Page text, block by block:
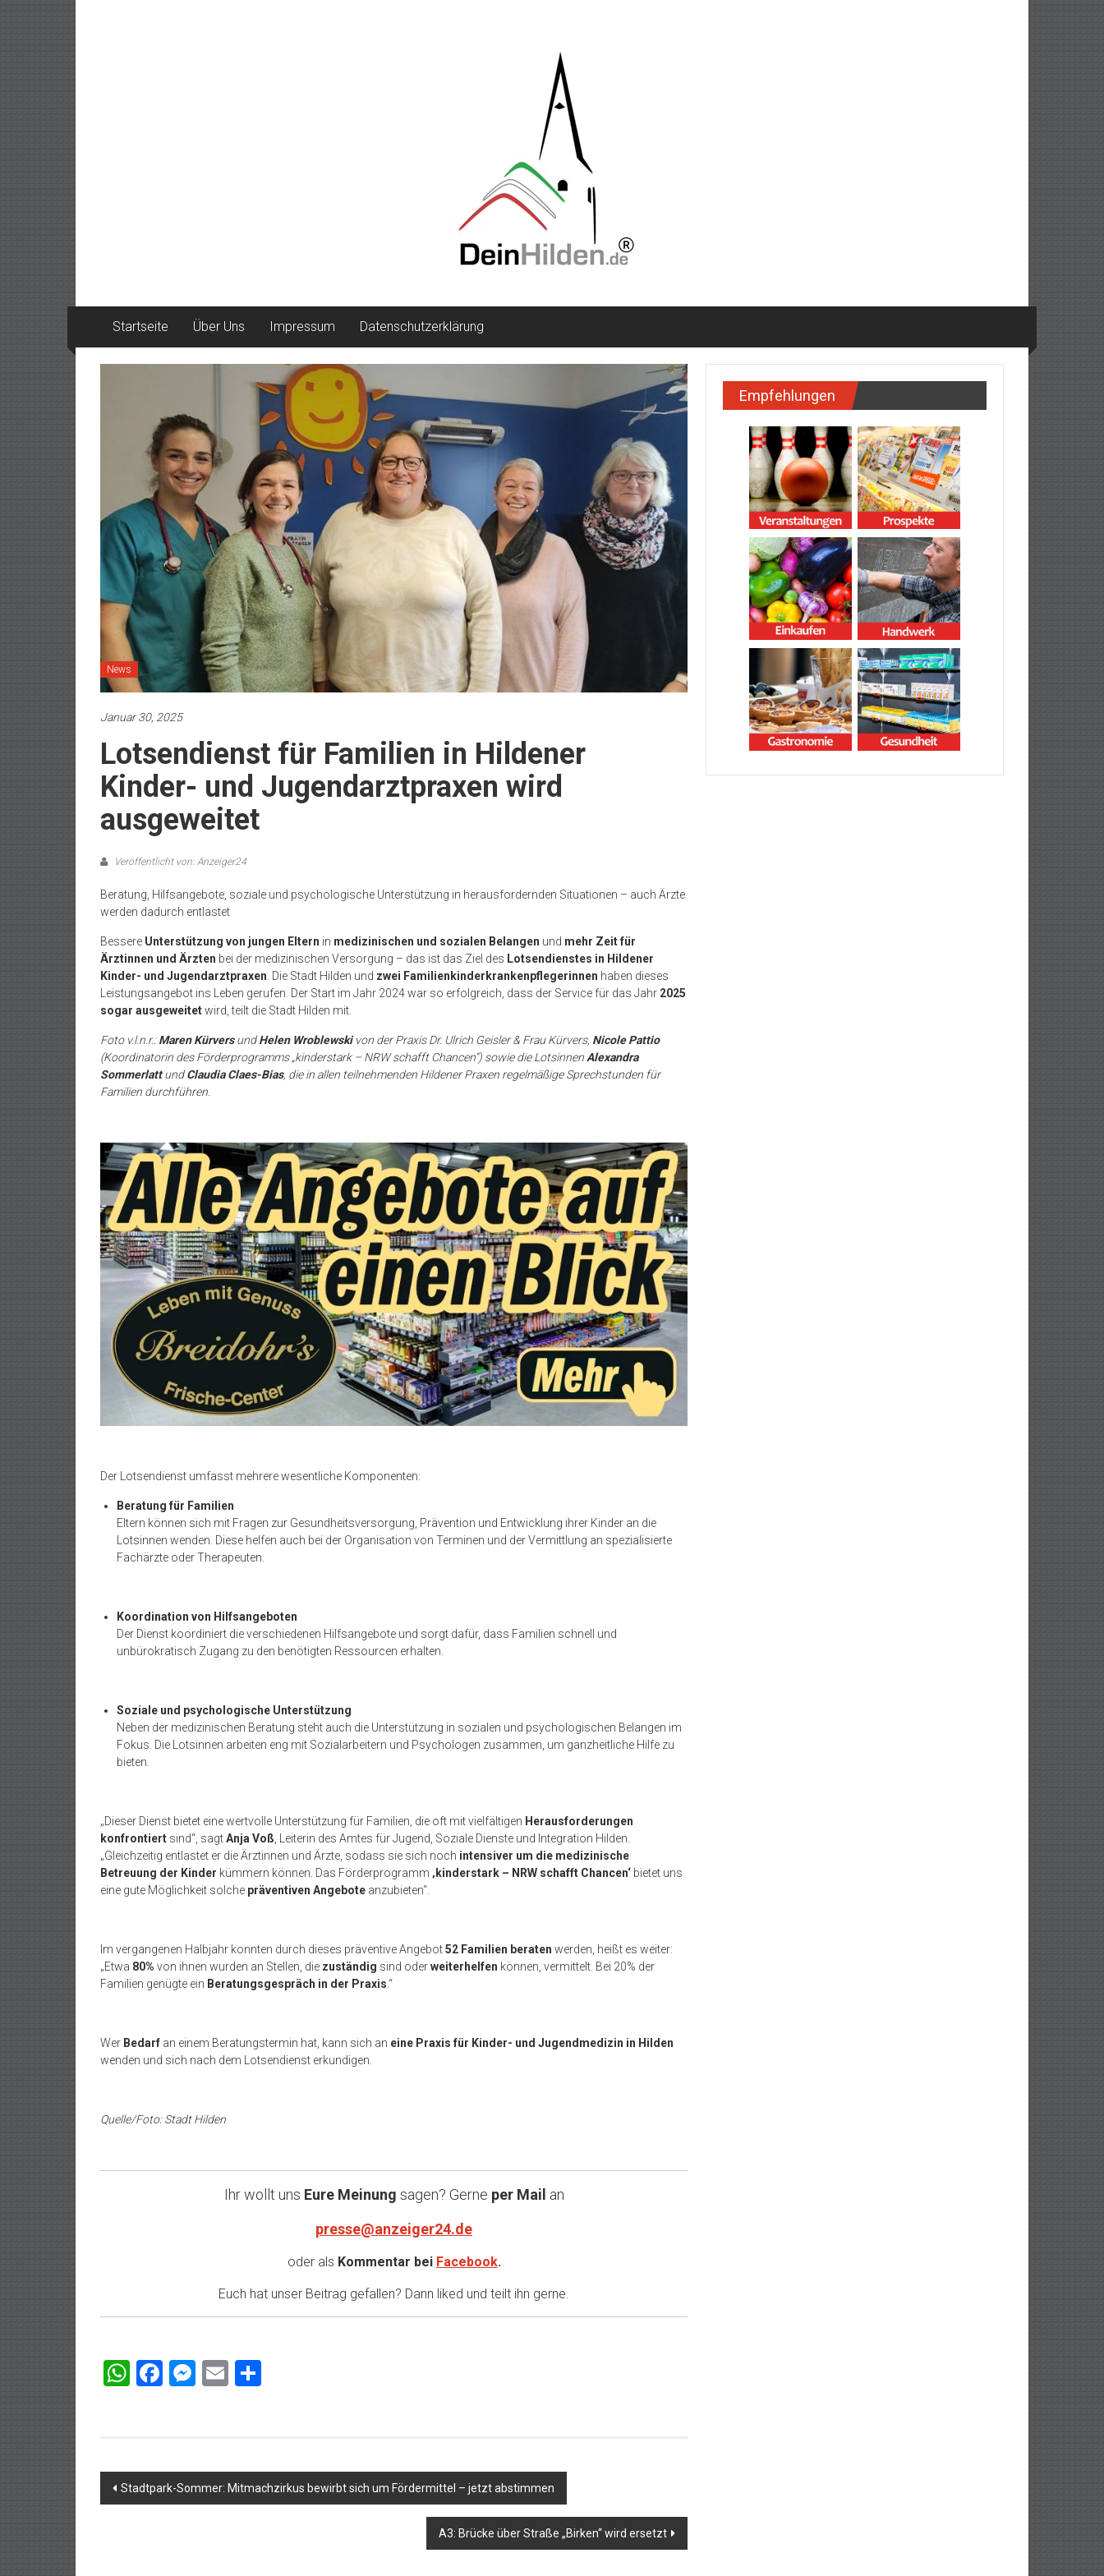
Startseite Über Uns Impressum Datenschutzerklärung
News
Januar 30, 2025
Lotsendienst für Familien in Hildener
Kinder- und Jugendarztpraxen wird
ausgeweitet
Veröffentlicht von: Anzeiger24
Beratung, Hilfsangebote, soziale und psychologische Unterstützung in herausfordernden Situationen – auch Ärzte
werden dadurch entlastet
Bessere Unterstützung von jungen Eltern in medizinischen und sozialen Belangen und mehr Zeit für
Ärztinnen und Ärzten bei der medizinischen Versorgung – das ist das Ziel des Lotsendienstes in Hildener
Kinder- und Jugendarztpraxen . Die Stadt Hilden und zwei Familienkinderkrankenpflegerinnen haben dieses
Leistungsangebot ins Leben gerufen. Der Start im Jahr 2024 war so erfolgreich, dass der Service für das Jahr 2025
sogar ausgeweitetwird, teilt die Stadt Hilden mit.
Foto v.l.n.r.:Maren KürversundHelen Wroblewskivon der Praxis Dr. Ulrich Geisler & Frau Kürvers, Nicole Pattio
(Koordinatorin des Förderprogramms „kinderstark – NRW schafft Chancen“) sowie die Lotsinnen Alexandra
SommerlattundClaudia Claes-Bias, die in allen teilnehmenden Hildener Praxen regelmäßige Sprechstunden für
Familien durchführen.
Der Lotsendienst umfasst mehrere wesentliche Komponenten:
Beratung für Familien
Eltern können sich mit Fragen zur Gesundheitsversorgung, Prävention und Entwicklung ihrer Kinder an die
Lotsinnen wenden. Diese helfen auch bei der Organisation von Terminen und der Vermittlung an spezialisierte
Fachärzte oder Therapeuten.
Koordination von Hilfsangeboten
Der Dienst koordiniert die verschiedenen Hilfsangebote und sorgt dafür, dass Familien schnell und
unbürokratisch Zugang zu den benötigten Ressourcen erhalten.
Soziale und psychologische Unterstützung
Neben der medizinischen Beratung steht auch die Unterstützung in sozialen und psychologischen Belangen im
Fokus. Die Lotsinnen arbeiten eng mit Sozialarbeitern und Psychologen zusammen, um ganzheitliche Hilfe zu
bieten.
„Dieser Dienst bietet eine wertvolle Unterstützung für Familien, die oft mit vielfältigen Herausforderungen
konfrontiert sind“, sagtAnja Voß , Leiterin des Amtes für Jugend, Soziale Dienste und Integration Hilden.
„Gleichzeitig entlastet er die Ärztinnen und Ärzte, sodass sie sich noch intensiver um die medizinische
Betreuung der Kinder kümmern können. Das Förderprogramm ‚kinderstark – NRW schafft Chancen‘ bietet uns
eine gute Möglichkeit solche präventiven Angebote anzubieten“.
Im vergangenen Halbjahr konnten durch dieses präventive Angebot52 Familien beraten werden, heißt es weiter:
„Etwa 80% von ihnen wurden an Stellen, die zuständig sind oderweiterhelfen können, vermittelt. Bei 20% der
Familien genügte ein Beratungsgespräch in der Praxis .“
Wer Bedarf an einem Beratungstermin hat, kann sich an eine Praxis für Kinder- und Jugendmedizin in Hilden
wenden und sich nach dem Lotsendienst erkundigen.
Quelle/Foto: Stadt Hilden
Ihr wollt uns Eure Meinung sagen? Gerne per Mail an
presse@anzeiger24.de
oder als Kommentar bei Facebook.
Euch hat unser Beitrag gefallen? Dann liked und teilt ihn gerne.
WhatsApp
Facebook
Messenger
Email
Beitragsnavigation
Stadtpark-Sommer: Mitmachzirkus bewirbt sich um Fördermittel – jetzt abstimmen
A3: Brücke über Straße „Birken“ wird ersetzt
Empfehlungen